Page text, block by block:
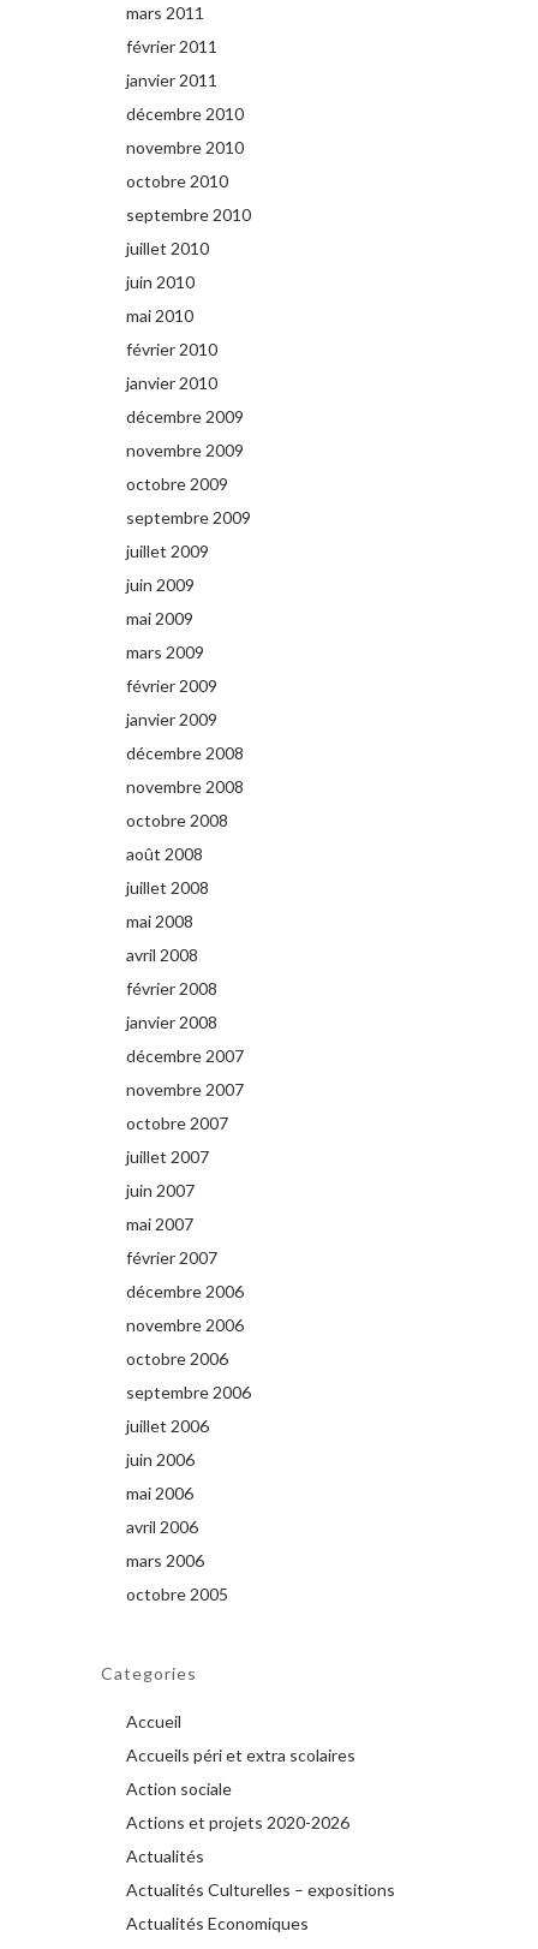
mars 2011
février 2011
janvier 2011
décembre 2010
novembre 2010
octobre 2010
septembre 2010
juillet 2010
juin 2010
mai 2010
février 2010
janvier 2010
décembre 2009
novembre 2009
octobre 2009
septembre 2009
juillet 2009
juin 2009
mai 2009
mars 2009
février 2009
janvier 2009
décembre 2008
novembre 2008
octobre 2008
août 2008
juillet 2008
mai 2008
avril 2008
février 2008
janvier 2008
décembre 2007
novembre 2007
octobre 2007
juillet 2007
juin 2007
mai 2007
février 2007
décembre 2006
novembre 2006
octobre 2006
septembre 2006
juillet 2006
juin 2006
mai 2006
avril 2006
mars 2006
octobre 2005
Categories
Accueil
Accueils péri et extra scolaires
Action sociale
Actions et projets 2020-2026
Actualités
Actualités Culturelles – expositions
Actualités Economiques